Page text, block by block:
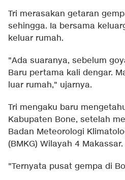
Tri merasakan getaran
sehingga. Ia bersama
keluar rumah.
"Ada suaranya, sebelum
Baru pertama kali dengar.
luar rumah," ujarnya.
Tri mengaku baru
Kabupaten Bone, setelah
Badan Meteorologi
(BMKG) Wilayah 4 Makassar.
"Ternyata pusat gempa di